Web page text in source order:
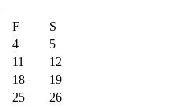
F
S
4
5
11
12
18
19
25
26